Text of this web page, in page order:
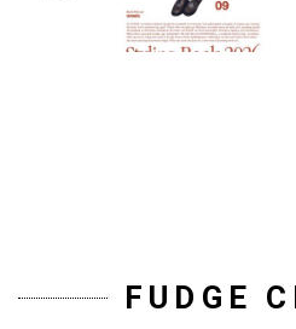
FUDGE